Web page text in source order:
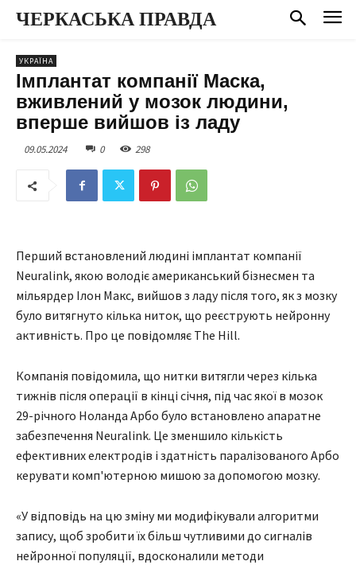
ЧЕРКАСЬКА ПРАВДА
УКРАЇНА
Імплантат компанії Маска,
вживлений у мозок людини,
вперше вийшов із ладу
09.05.2024 0 298
Перший встановлений людині імплантат компанії
Neuralink, якою володіє американський бізнесмен та
мільярдер Ілон Макс, вийшов з ладу після того, як з мозку
було витягнуто кілька ниток, що реєструють нейронну
активність. Про це повідомляє The Hill.
Компанія повідомила, що нитки витягли через кілька
тижнів після операції в кінці січня, під час якої в мозок
29-річного Ноланда Арбо було встановлено апаратне
забезпечення Neuralink. Це зменшило кількість
ефективних електродів і здатність паралізованого Арбо
керувати комп'ютерною мишою за допомогою мозку.
«У відповідь на цю зміну ми модифікували алгоритми
запису, щоб зробити їх більш чутливими до сигналів
нейронної популяції, вдосконалили методи